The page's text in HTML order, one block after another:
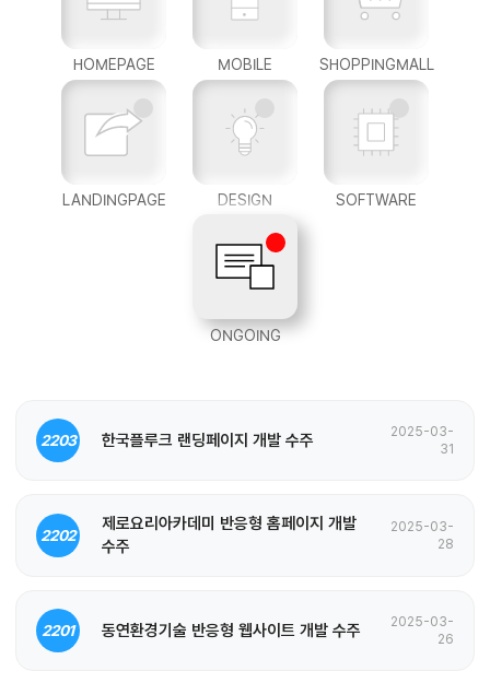
HOMEPAGE MOBILE SHOPPINGMALL
LANDINGPAGE DESIGN SOFTWARE
ONGOING
2203 한국플루크 랜딩페이지 개발 수주
2025-03-
31
2202
제로요리아카데미 반응형 홈페이지 개발
수주
2025-03-
28
2201 동연환경기술 반응형 웹사이트 개발 수주
2025-03-
26